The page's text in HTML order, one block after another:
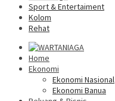
Sport & Entertaiment
Kolom
Rehat
Home
Ekonomi
Ekonomi Nasional
Ekonomi Banua